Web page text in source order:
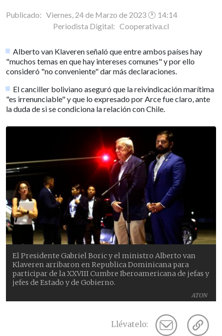
Publicado: Viernes, 24 de Marzo de 2023 🕐 14:14
Periodista Digital: Cooperativa.cl
Alberto van Klaveren señaló que entre ambos países hay
"muchos temas en que hay intereses comunes" y por ello
consideró "no conveniente" dar más declaraciones.
El canciller boliviano aseguró que la reivindicación marítima
"es irrenunciable" y que lo expresado por Arce fue claro, ante
la duda de si se condiciona la relación con Chile.
ATON
El Presidente Gabriel Boric y el ministro Alberto van
Klaveren arribaron en Republica Dominicana para
participar de la XXVIII Cumbre Iberoamericana de jefas y
jefes de Estado y de Gobierno.
Llévatelo: